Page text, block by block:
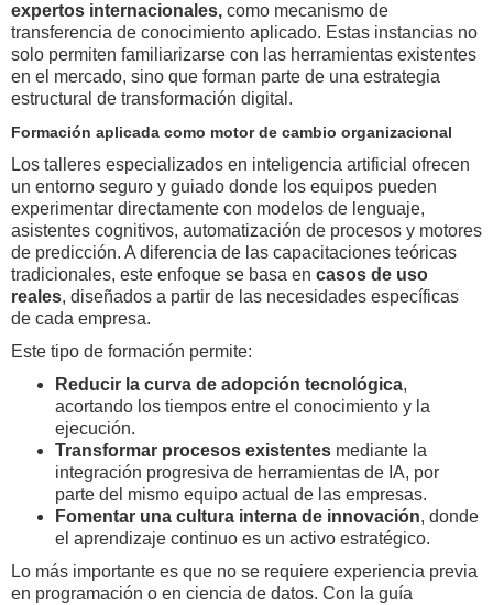
expertos internacionales, como mecanismo de
transferencia de conocimiento aplicado. Estas instancias no
solo permiten familiarizarse con las herramientas existentes
en el mercado, sino que forman parte de una estrategia
estructural de transformación digital.
Formación aplicada como motor de cambio organizacional
Los talleres especializados en inteligencia artificial ofrecen
un entorno seguro y guiado donde los equipos pueden
experimentar directamente con modelos de lenguaje,
asistentes cognitivos, automatización de procesos y motores
de predicción. A diferencia de las capacitaciones teóricas
tradicionales, este enfoque se basa en casos de uso
reales, diseñados a partir de las necesidades específicas
de cada empresa.
Este tipo de formación permite:
Reducir la curva de adopción tecnológica,
acortando los tiempos entre el conocimiento y la
ejecución.
Transformar procesos existentes mediante la
integración progresiva de herramientas de IA, por
parte del mismo equipo actual de las empresas.
Fomentar una cultura interna de innovación, donde
el aprendizaje continuo es un activo estratégico.
Lo más importante es que no se requiere experiencia previa
en programación o en ciencia de datos. Con la guía